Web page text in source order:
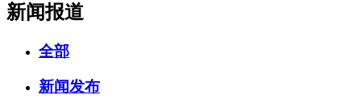
新闻报道
全部
新闻发布